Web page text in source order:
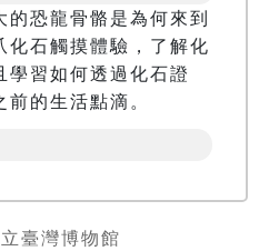
恐龍骨骼是為何來到
化石觸摸體驗，了解化
學習如何透過化石證
的生活點滴。
臺灣博物館